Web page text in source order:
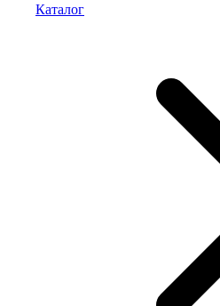
Каталог